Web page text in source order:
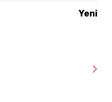
Yeni